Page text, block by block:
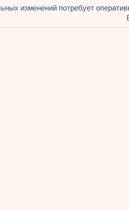
изменений потребует